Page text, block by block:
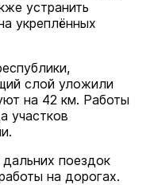
устранить
укреплённых
слой уложили
на 42 км. Работы
участков
поездок
на дорогах.